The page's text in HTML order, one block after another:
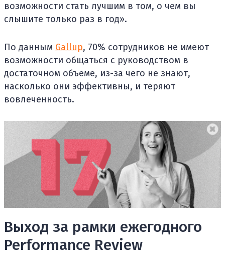
возможности стать лучшим в том, о чем вы
слышите только раз в год».
По данным Gallup, 70% сотрудников не имеют
возможности общаться с руководством в
достаточном объеме, из-за чего не знают,
насколько они эффективны, и теряют
вовлеченность.
Выход за рамки ежегодного
Performance Review